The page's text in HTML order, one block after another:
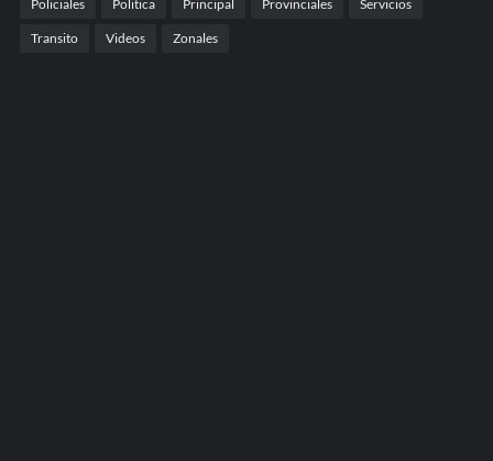
Policiales Politica Principal Provinciales Servicios
Transito Videos Zonales